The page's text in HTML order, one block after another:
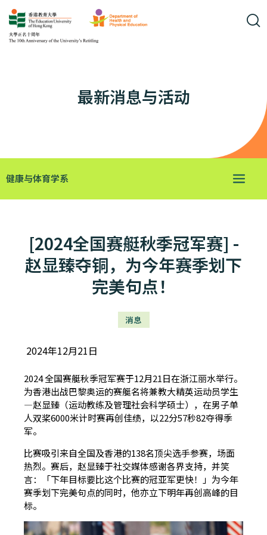
最新消息与活动
健康与体育学系
[2024全国赛艇秋季冠军赛] -
赵显臻夺铜，为今年赛季划下
完美句点！
消息
2024年12月21日
2024 全国赛艇秋季冠军赛于12月21日在浙江丽水举行。
为香港出战巴黎奥运的赛艇名将兼教大精英运动员学生
—赵显臻（运动教练及管理社会科学硕士），在男子单
人双桨6000米计时赛再创佳绩，以22分57秒82夺得季
军。
比赛吸引来自全国及香港的138名顶尖选手参赛，场面
热烈。赛后，赵显臻于社交媒体感谢各界支持，并笑
言：「下年目标要比这个比赛的冠亚军更快！」为今年
赛季划下完美句点的同时，他亦立下明年再创高峰的目
标。